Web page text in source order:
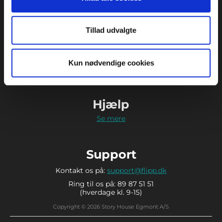
Tillad udvalgte
Kun nødvendige cookies
Kontakt
Strødamvej 46
89 87 51 51
Hjælp
Se mere
Support
Kontakt os på: support@flipp.dk
Ring til os på: 89 87 51 51
(hverdage kl. 9-15)
Copyright © 2026 Story House Egmont A/S